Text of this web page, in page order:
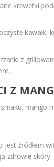
krewetki
kawałki
z
Z
mango
jest źródłem
zdrowie skóry.